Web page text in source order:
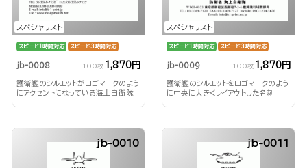
スペシャリスト
スピード1時間対応 スピード3時間対応
jb-0008 100枚 1,870円
護衛艦のシルエットがロゴマークのよう
にアクセントになっている海上自衛隊
スペシャリスト
スピード1時間対応 スピード3時間対応
jb-0009 100枚 1,870円
護衛艦のシルエットをロゴマークのよう
に中央に大きくレイアウトした名刺
jb-0010 jb-0011